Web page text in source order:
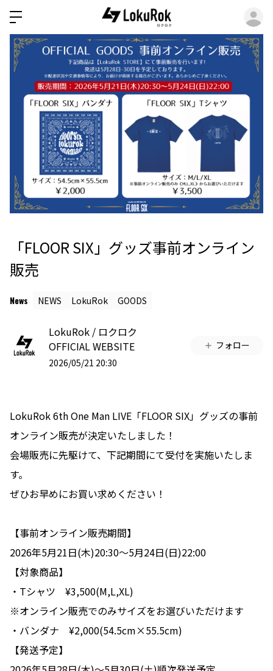
「FLOOR SIX」グッズ事前オンライン
販売
News NEWS LokuRok GOODS
LokuRok / ロクロク
OFFICIAL WEBSITE
2026/05/21 20:30
フォロー
LokuRok 6th One Man LIVE「FLOOR SIX」グッズの事前
オンライン販売が決定いたしました！
会場販売に先駆けて、下記期間にて受付を実施いたしま
す。
ぜひお早めにお買い求めください！
【事前オンライン販売期間】
2026年5月21日(木)20:30〜5月24日(日)22:00
【対象商品】
・Tシャツ ¥3,500(M,L,XL)
※オンライン販売でのみサイズをお選びいただけます
・バンダナ ¥2,000(54.5cm×55.5cm)
【発送予定】